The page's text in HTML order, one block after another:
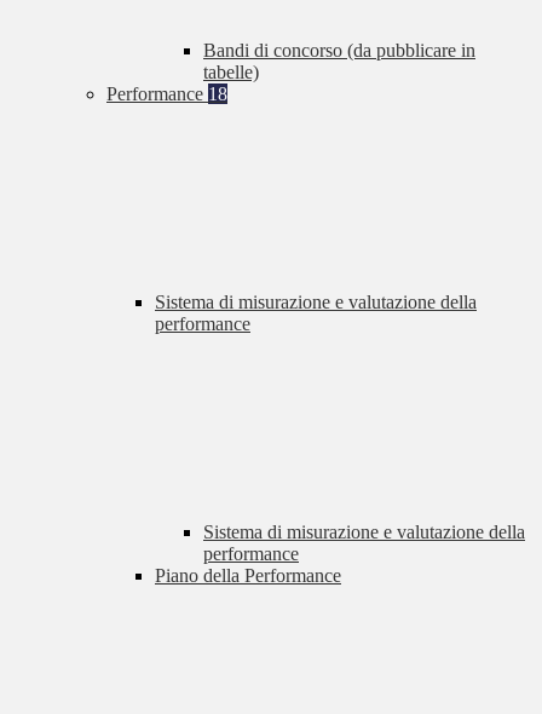
Bandi di concorso (da pubblicare in
tabelle)
Performance 18
Sistema di misurazione e valutazione della
performance
Sistema di misurazione e valutazione della
performance
Piano della Performance